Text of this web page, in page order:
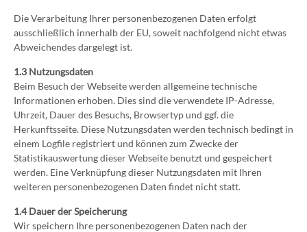
Die Verarbeitung Ihrer personenbezogenen Daten erfolgt
ausschließlich innerhalb der EU, soweit nachfolgend nicht etwas
Abweichendes dargelegt ist.
1.3 Nutzungsdaten
Beim Besuch der Webseite werden allgemeine technische
Informationen erhoben. Dies sind die verwendete IP-Adresse,
Uhrzeit, Dauer des Besuchs, Browsertyp und ggf. die
Herkunftsseite. Diese Nutzungsdaten werden technisch bedingt in
einem Logfile registriert und können zum Zwecke der
Statistikauswertung dieser Webseite benutzt und gespeichert
werden. Eine Verknüpfung dieser Nutzungsdaten mit Ihren
weiteren personenbezogenen Daten findet nicht statt.
1.4 Dauer der Speicherung
Wir speichern Ihre personenbezogenen Daten nach der